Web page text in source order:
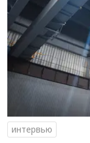
интервью